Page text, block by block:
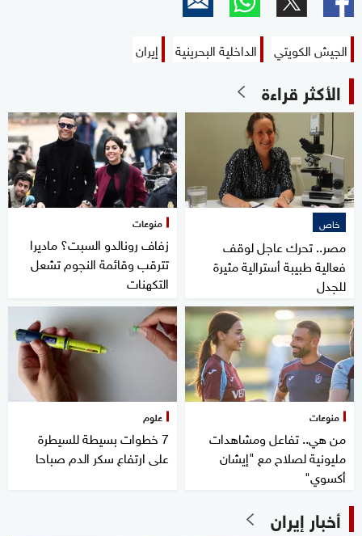
الجيش الكويتي الداخلية البحرينية إيران
الأكثر قراءة
خاص
مصر.. تحرك عاجل لوقف
فعالية طبيبة أسترالية مثيرة
للجدل
منوعات
زفاف رونالدو السبت؟ ماديرا
تترقب وقائمة النجوم تشعل
التكهنات
منوعات
من هي.. تفاعل ومشاهدات
مليونية لصلاح مع "إيشان
أكسوي"
علوم
7 خطوات بسيطة للسيطرة
على ارتفاع سكر الدم صباحا
أخبار إيران